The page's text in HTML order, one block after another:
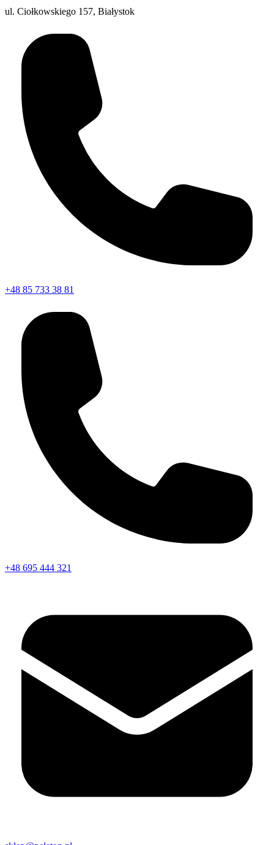
ul. Ciołkowskiego 157, Białystok
+48 85 733 38 81
+48 695 444 321